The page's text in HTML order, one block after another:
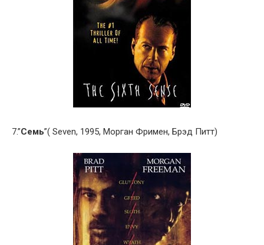
7.”Семь”( Seven, 1995, Морган Фримен, Брэд Питт)